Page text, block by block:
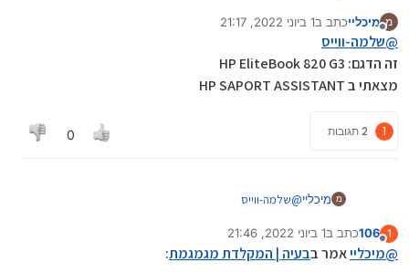
מ
מנותק
מיכלייכתב ב1 ביוני 2022, 21:17
נערך לאחרונה על ידי מיכליי
@שלמה-ווייס
זה הדגם: HP EliteBook 820 G3
מצאתי ב HP SAPORT ASSISTANT
1 2 תגובות 0
מ מיכליי@שלמה-ווייס
מצאתי ב HP SAPORT ASSISTANT
1
מנותק
106כתב ב1 ביוני 2022, 21:46
נערך לאחרונה על ידי
@מיכלייאמר בבעיה | המקלדת מגמגמת: